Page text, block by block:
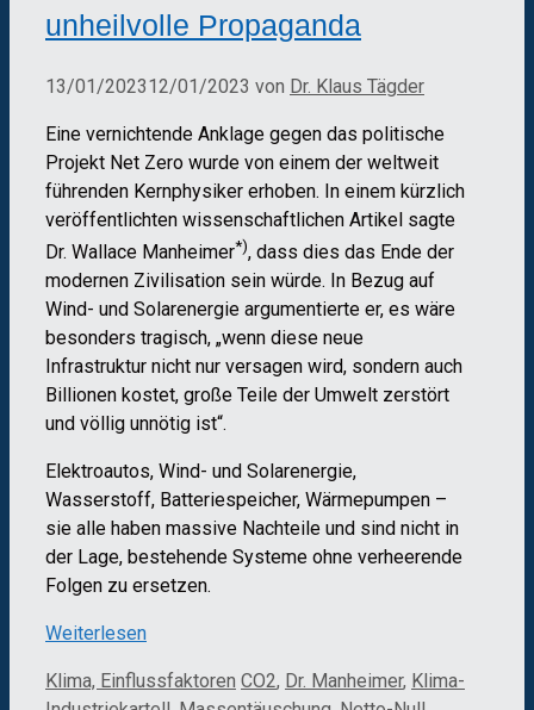
unheilvolle Propaganda
13/01/202312/01/2023 von Dr. Klaus Tägder
Eine vernichtende Anklage gegen das politische
Projekt Net Zero wurde von einem der weltweit
führenden Kernphysiker erhoben. In einem kürzlich
veröffentlichten wissenschaftlichen Artikel sagte
Dr. Wallace Manheimer*), dass dies das Ende der
modernen Zivilisation sein würde. In Bezug auf
Wind- und Solarenergie argumentierte er, es wäre
besonders tragisch, „wenn diese neue
Infrastruktur nicht nur versagen wird, sondern auch
Billionen kostet, große Teile der Umwelt zerstört
und völlig unnötig ist“.
Elektroautos, Wind- und Solarenergie,
Wasserstoff, Batteriespeicher, Wärmepumpen –
sie alle haben massive Nachteile und sind nicht in
der Lage, bestehende Systeme ohne verheerende
Folgen zu ersetzen.
Weiterlesen
Kategorien
Klima, Einflussfaktoren Schlagwörter
CO2, Dr. Manheimer, Klima-